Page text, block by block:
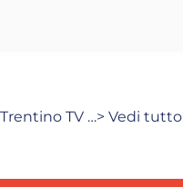
Trentino TV …> Vedi tutto